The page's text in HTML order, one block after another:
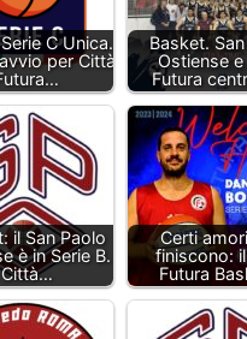
C Unica.
per Città
Basket.
Ostiense e
Futura
il San Paolo
è in Serie B.
Città…
Certi
finiscono:
Futura